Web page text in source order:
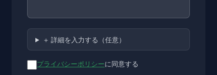
＋ 詳細を入力する（任意）
プライバシーポリシーに同意する